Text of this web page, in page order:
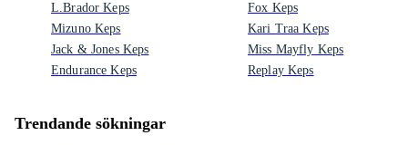
L.Brador Keps
Mizuno Keps
Jack & Jones Keps
Endurance Keps
Fox Keps
Kari Traa Keps
Miss Mayfly Keps
Replay Keps
Trendande sökningar